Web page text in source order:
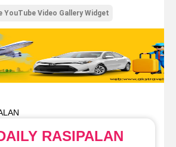
YouTube Video Gallery Widget
RASIPALAN